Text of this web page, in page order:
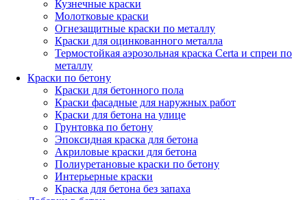
Кузнечные краски
Молотковые краски
Огнезащитные краски по металлу
Краски для оцинкованного металла
Термостойкая аэрозольная краска Certa и спреи по
металлу
Краски по бетону
Краски для бетонного пола
Краски фасадные для наружных работ
Краски для бетона на улице
Грунтовка по бетону
Эпоксидная краска для бетона
Акриловые краски для бетона
Полиуретановые краски по бетону
Интерьерные краски
Краска для бетона без запаха